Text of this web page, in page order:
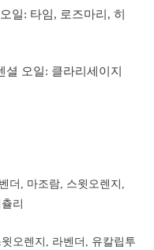
일: 타임, 로즈마리, 히
오일: 클라리세이지
더, 마조람, 스윗오렌지,
리
오렌지, 라벤더, 유칼립투